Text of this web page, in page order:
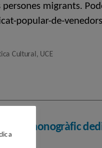
migrants.
popular-de-
Cultural , UCE
un monogràfic
a